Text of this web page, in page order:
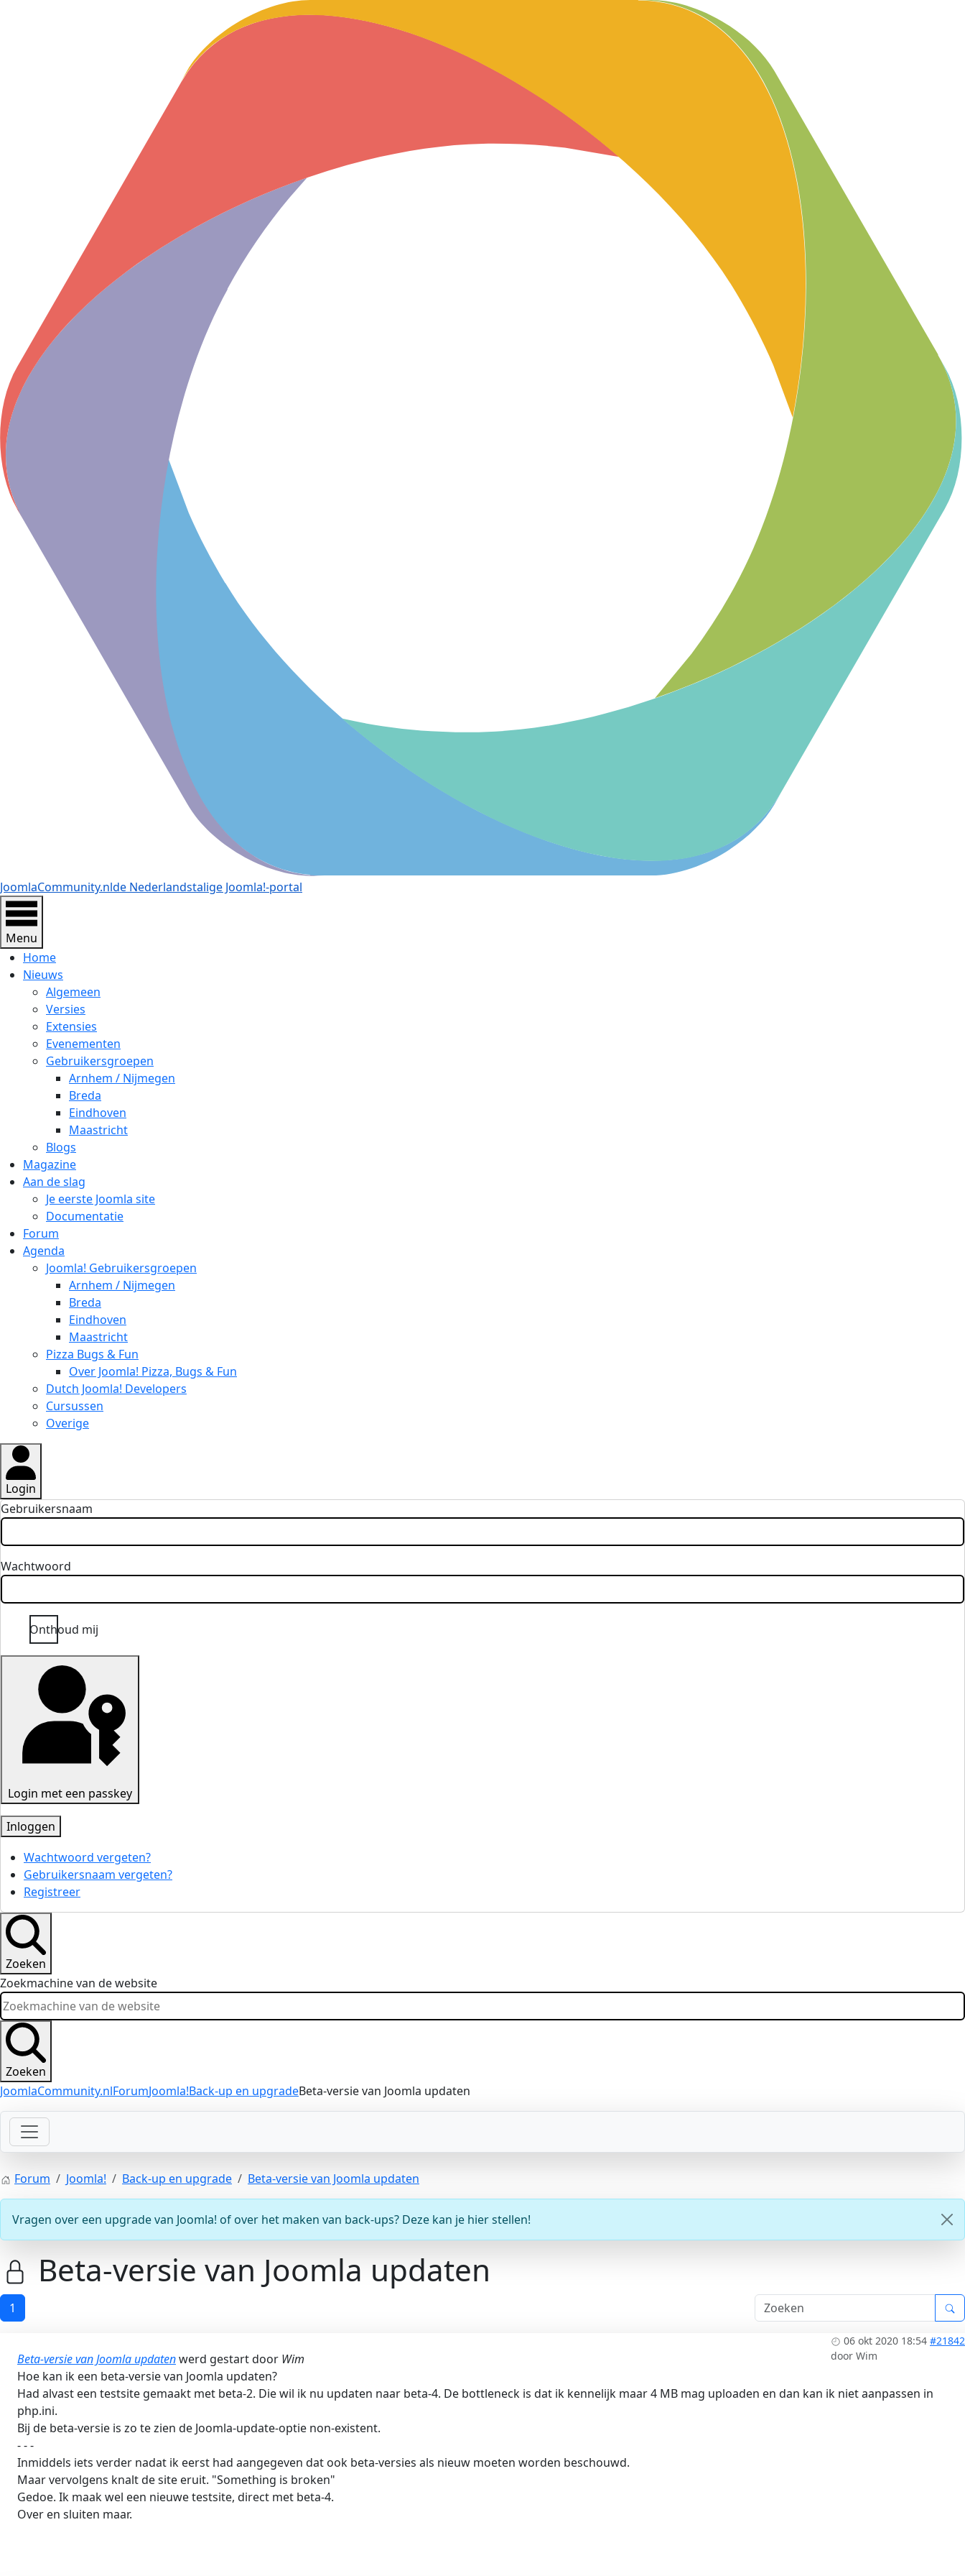
JoomlaCommunity.nlde Nederlandstalige Joomla!-portal
Menu
Home
Nieuws
Algemeen
Versies
Extensies
Evenementen
Gebruikersgroepen
Arnhem / Nijmegen
Breda
Eindhoven
Maastricht
Blogs
Magazine
Aan de slag
Je eerste Joomla site
Documentatie
Forum
Agenda
Joomla! Gebruikersgroepen
Arnhem / Nijmegen
Breda
Eindhoven
Maastricht
Pizza Bugs & Fun
Over Joomla! Pizza, Bugs & Fun
Dutch Joomla! Developers
Cursussen
Overige
Login
Gebruikersnaam
Wachtwoord
Onthoud mij
Login met een passkey
Inloggen
Wachtwoord vergeten?
Gebruikersnaam vergeten?
Registreer
Zoeken
Zoekmachine van de website
Zoeken
JoomlaCommunity.nlForumJoomla!Back-up en upgradeBeta-versie van Joomla updaten
Forum Joomla! Back-up en upgrade Beta-versie van Joomla updaten
Vragen over een upgrade van Joomla! of over het maken van back-ups? Deze kan je hier stellen!
Beta-versie van Joomla updaten
1
06 okt 2020 18:54 #21842
door Wim
Beta-versie van Joomla updatenwerd gestart door Wim
Hoe kan ik een beta-versie van Joomla updaten?
Had alvast een testsite gemaakt met beta-2. Die wil ik nu updaten naar beta-4. De bottleneck is dat ik kennelijk maar 4 MB mag uploaden en dan kan ik niet aanpassen in
php.ini.
Bij de beta-versie is zo te zien de Joomla-update-optie non-existent.
- - -
Inmiddels iets verder nadat ik eerst had aangegeven dat ook beta-versies als nieuw moeten worden beschouwd.
Maar vervolgens knalt de site eruit. "Something is broken"
Gedoe. Ik maak wel een nieuwe testsite, direct met beta-4.
Over en sluiten maar.